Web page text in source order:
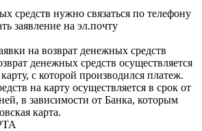
средств нужно связаться по телефону
заявление на эл.почту
на возврат денежных средств
денежных средств осуществляется
с которой производился платеж.
на карту осуществляется в срок от
в зависимости от Банка, которым
карта.